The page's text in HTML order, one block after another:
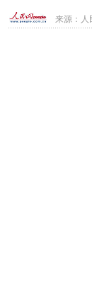
来源： 人